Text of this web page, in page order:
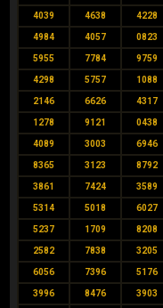
4039 4638 4228
4984 4057 0823
5955 7784 9759
4298 5757 1088
2146 6626 4317
1278 9121 0438
4089 3003 6946
8365 3123 8792
3861 7424 3589
5314 5018 6027
5237 1709 8208
2582 7838 3205
6056 7396 5176
3996 8476 3903